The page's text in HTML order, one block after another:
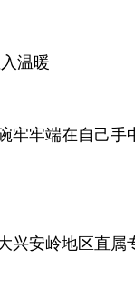
温暖
牢牢端在自己手
兴安岭地区直属